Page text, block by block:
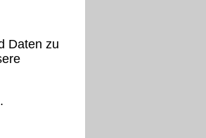
Daten zu